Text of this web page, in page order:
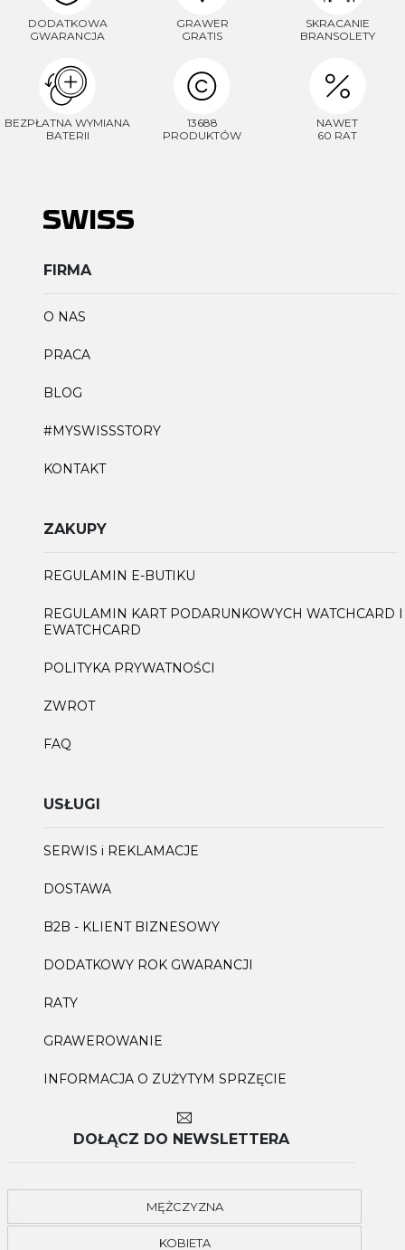
DODATKOWA
GWARANCJA
GRAWER
GRATIS
SKRACANIE
BRANSOLETY
BEZPŁATNA WYMIANA
BATERII
13688
PRODUKTÓW
NAWET
60 RAT
FIRMA
O NAS
PRACA
BLOG
#MYSWISSSTORY
KONTAKT
ZAKUPY
REGULAMIN E-BUTIKU
REGULAMIN KART PODARUNKOWYCH WATCHCARD I
EWATCHCARD
POLITYKA PRYWATNOŚCI
ZWROT
FAQ
USŁUGI
SERWIS i REKLAMACJE
DOSTAWA
B2B - KLIENT BIZNESOWY
DODATKOWY ROK GWARANCJI
RATY
GRAWEROWANIE
INFORMACJA O ZUŻYTYM SPRZĘCIE
DOŁĄCZ DO NEWSLETTERA
MĘŻCZYZNA
KOBIETA